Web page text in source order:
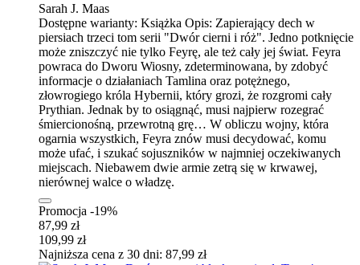
Sarah J. Maas
Dostępne warianty: Książka Opis: Zapierający dech w
piersiach trzeci tom serii "Dwór cierni i róż". Jedno potknięcie
może zniszczyć nie tylko Feyrę, ale też cały jej świat. Feyra
powraca do Dworu Wiosny, zdeterminowana, by zdobyć
informacje o działaniach Tamlina oraz potężnego,
złowrogiego króla Hybernii, który grozi, że rozgromi cały
Prythian. Jednak by to osiągnąć, musi najpierw rozegrać
śmiercionośną, przewrotną grę… W obliczu wojny, która
ogarnia wszystkich, Feyra znów musi decydować, komu
może ufać, i szukać sojuszników w najmniej oczekiwanych
miejscach. Niebawem dwie armie zetrą się w krwawej,
nierównej walce o władzę.
Promocja -19%
87,99 zł
109,99 zł
Najniższa cena z 30 dni: 87,99 zł